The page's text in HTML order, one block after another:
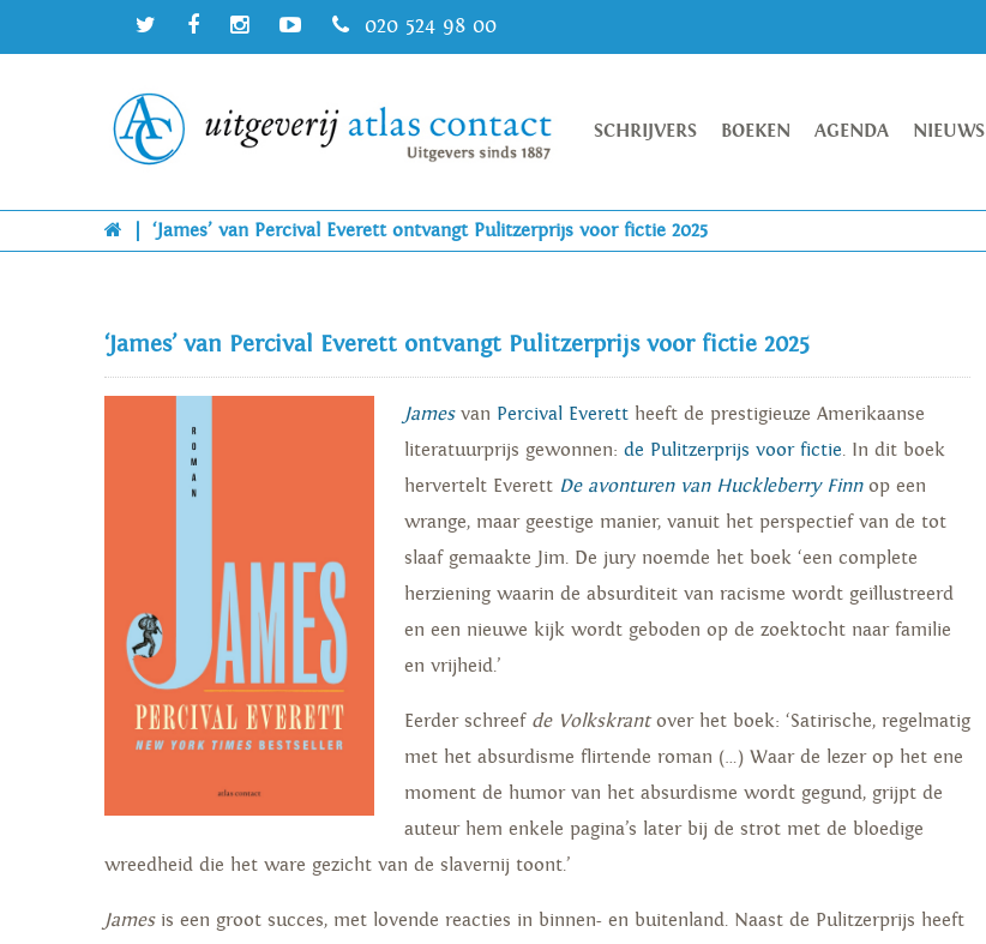
020 524 98 00
SCHRIJVERS BOEKEN AGENDA NIEUWS
‘James’ van Percival Everett ontvangt Pulitzerprijs voor fictie 2025
‘James’ van Percival Everett ontvangt Pulitzerprijs voor fictie 2025
Jamesvan Percival Everett heeft de prestigieuze Amerikaanse
literatuurprijs gewonnen: de Pulitzerprijs voor fictie. In dit boek
hervertelt Everett De avonturen van Huckleberry Finnop een
wrange, maar geestige manier, vanuit het perspectief van de tot
slaaf gemaakte Jim. De jury noemde het boek ‘een complete
herziening waarin de absurditeit van racisme wordt geïllustreerd
en een nieuwe kijk wordt geboden op de zoektocht naar familie
en vrijheid.’
Eerder schreef de Volkskrantover het boek: ‘Satirische, regelmatig
met het absurdisme flirtende roman (…) Waar de lezer op het ene
moment de humor van het absurdisme wordt gegund, grijpt de
auteur hem enkele pagina’s later bij de strot met de bloedige
wreedheid die het ware gezicht van de slavernij toont.’
Jamesis een groot succes, met lovende reacties in binnen- en buitenland. Naast de Pulitzerprijs heeft